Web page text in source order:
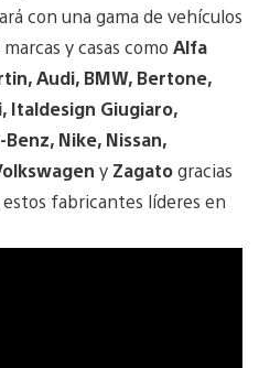
con una gama de vehículos
y casas como Alfa
Audi, BMW, Bertone,
Italdesign Giugiaro,
Nike, Nissan,
y Zagatogracias
fabricantes líderes en